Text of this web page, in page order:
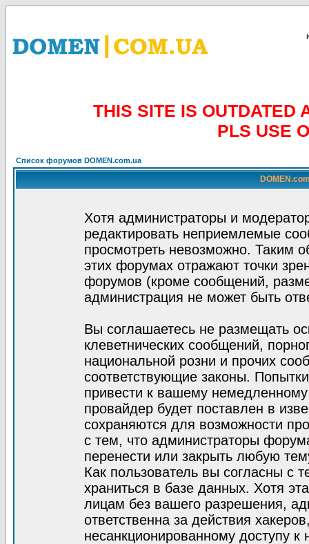
THIS SITE IS OUTDATED
PLS USE
Список форумов DOMEN.com.ua
Хотя администраторы и
редактировать неприемлемые
просмотреть невозможно. Таким
этих форумах отражают точки
форумов (кроме сообщений,
администрация не может быть
Вы соглашаетесь не размещать
клеветнических сообщений,
национальной розни и прочих
соответствующие законы.
привести к вашему
провайдер будет поставлен в
сохраняются для возможности
с тем, что администраторы
перенести или закрыть любую
Как пользователь вы согласны с
храниться в базе данных. Хотя
лицам без вашего разрешения,
ответственна за действия
несанкционированному доступу к